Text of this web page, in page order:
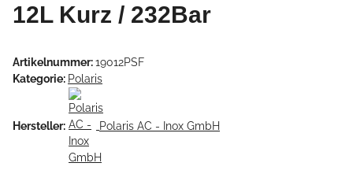
12L Kurz / 232Bar
Artikelnummer:19012PSF
Kategorie: Polaris
Hersteller: Polaris AC - Inox GmbH